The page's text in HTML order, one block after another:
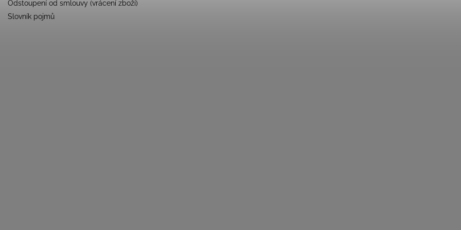
Odstoupení od smlouvy (vrácení zboží)
Slovník pojmů